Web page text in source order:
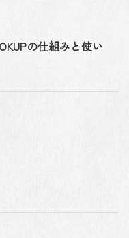
の仕組みと使い